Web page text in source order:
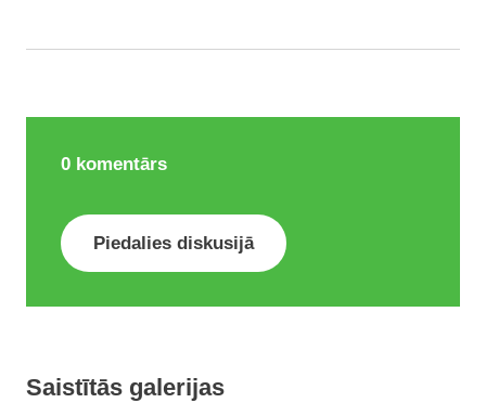
0 komentārs
Piedalies diskusijā
Saistītās galerijas